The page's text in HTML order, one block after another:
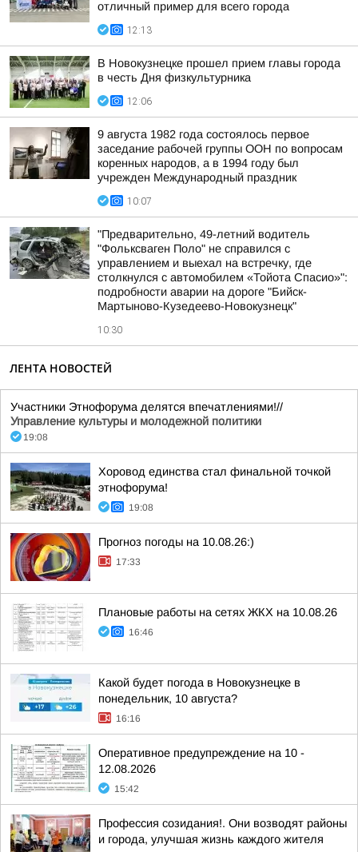
отличный пример для всего города
12:13
В Новокузнецке прошел прием главы города
в честь Дня физкультурника
12:06
9 августа 1982 года состоялось первое
заседание рабочей группы ООН по вопросам
коренных народов, а в 1994 году был
учрежден Международный праздник
10:07
"Предварительно, 49-летний водитель
"Фольксваген Поло" не справился с
управлением и выехал на встречку, где
столкнулся с автомобилем «Тойота Спасио»":
подробности аварии на дороге "Бийск-
Мартыново-Кузедеево-Новокузнецк"
10:30
ЛЕНТА НОВОСТЕЙ
Участники Этнофорума делятся впечатлениями!//
Управление культуры и молодежной политики
19:08
Хоровод единства стал финальной точкой
этнофорума!
19:08
Прогноз погоды на 10.08.26:)
17:33
Плановые работы на сетях ЖКХ на 10.08.26
16:46
Какой будет погода в Новокузнецке в
понедельник, 10 августа?
16:16
Оперативное предупреждение на 10 -
12.08.2026
15:42
Профессия созидания!. Они возводят районы
и города, улучшая жизнь каждого жителя